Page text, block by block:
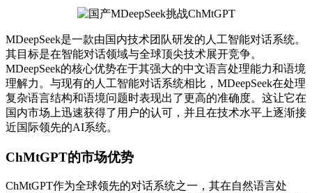
MDeepSeek是一款由国内技术团队研发的人工智能对话系统。
其目标是在智能对话领域与全球顶尖技术展开竞争。
MDeepSeek的核心优势在于其强大的中文语言处理能力和语境
理解力。与现有的人工智能对话系统相比，MDeepSeek在处理
复杂语言结构和语境问题时表现出了更高的准确度。这让它在
国内市场上迅速获得了用户的认可，并且在技术水平上逐渐接
近国际领先的AI系统。
ChMtGPT的市场优势
ChMtGPT作为全球领先的对话系统之一，其在自然语言处